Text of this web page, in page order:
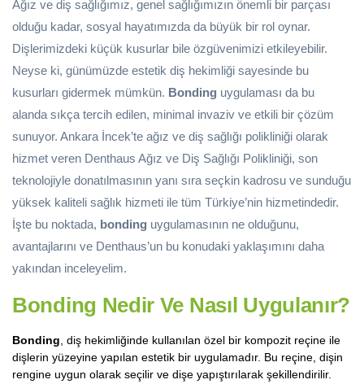
Ağız ve diş sağlığımız, genel sağlığımızın önemli bir parçası
olduğu kadar, sosyal hayatımızda da büyük bir rol oynar.
Dişlerimizdeki küçük kusurlar bile özgüvenimizi etkileyebilir.
Neyse ki, günümüzde estetik diş hekimliği sayesinde bu
kusurları gidermek mümkün. Bonding uygulaması da bu
alanda sıkça tercih edilen, minimal invaziv ve etkili bir çözüm
sunuyor. Ankara İncek’te ağız ve diş sağlığı polikliniği olarak
hizmet veren Denthaus Ağız ve Diş Sağlığı Polikliniği, son
teknolojiyle donatılmasının yanı sıra seçkin kadrosu ve sunduğu
yüksek kaliteli sağlık hizmeti ile tüm Türkiye’nin hizmetindedir.
İşte bu noktada, bonding uygulamasının ne olduğunu,
avantajlarını ve Denthaus’un bu konudaki yaklaşımını daha
yakından inceleyelim.
Bonding Nedir Ve Nasıl Uygulanır?
Bonding , diş hekimliğinde kullanılan özel bir kompozit reçine ile
dişlerin yüzeyine yapılan estetik bir uygulamadır. Bu reçine, dişin
rengine uygun olarak seçilir ve dişe yapıştırılarak şekillendirilir.